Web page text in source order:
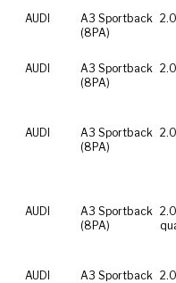
AUDI
A3 Sportback
(8PA)
AUDI
A3 Sportback
(8PA)
AUDI
A3 Sportback
(8PA)
AUDI
A3 Sportback
(8PA)
AUDI
A3 Sportback